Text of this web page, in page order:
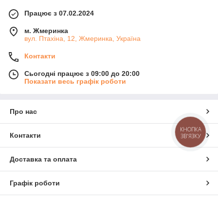
Працює з 07.02.2024
м. Жмеринка
вул. Птахіна, 12, Жмеринка, Україна
Контакти
Сьогодні працює з 09:00 до 20:00
Показати весь графік роботи
Про нас
Контакти
Доставка та оплата
Графік роботи
КНОПКА
ЗВ'ЯЗКУ